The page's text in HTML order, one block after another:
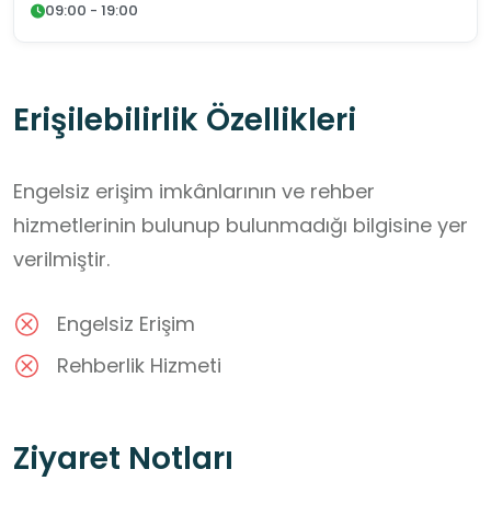
09:00 - 19:00
Erişilebilirlik Özellikleri
Engelsiz erişim imkânlarının ve rehber
hizmetlerinin bulunup bulunmadığı bilgisine yer
verilmiştir.
Engelsiz Erişim
Rehberlik Hizmeti
Ziyaret Notları